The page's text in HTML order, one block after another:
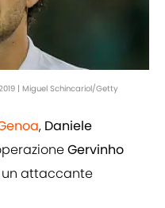
| Miguel Schincariol/Getty
, Daniele
Gervinho
un attaccante